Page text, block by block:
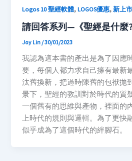
Logos 10 聖經軟體,LOGOS優惠,新上
請回答系列—《聖經是什麼
Joy Lin/30/01/2023
我認為這本書的產出是為了因應
要，每個人都力求自己擁有最新
汰舊換新，把過時陳舊的包袱拋
景下，聖經的教訓對於時代的質
一個舊有的思維與產物，裡面的
上時代的規則與邏輯。為了更快
似乎成為了這個時代的絆腳石。